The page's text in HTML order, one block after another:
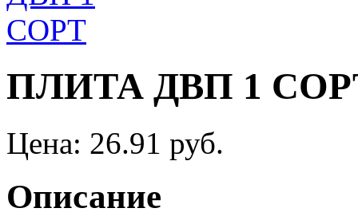
ПЛИТА ДВП 1
Цена: 26.91 руб.
Описание